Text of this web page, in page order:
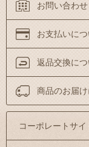
お問い合わせ
お支払いにつ
返品交換につ
商品のお届
コーポレートサイ